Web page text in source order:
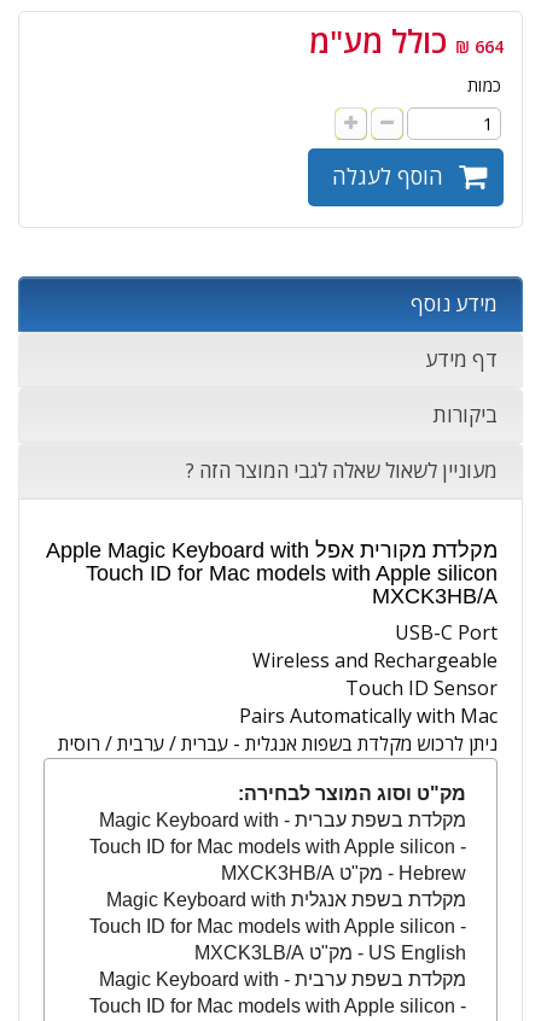
664 ₪ כולל מע"מ
כמות
הוסף לעגלה
מידע נוסף
דף מידע
ביקורות
מעוניין לשאול שאלה לגבי המוצר הזה ?
מקלדת מקורית אפל Apple Magic Keyboard with
Touch ID for Mac models with Apple silicon
MXCK3HB/A
USB-C Port
Wireless and Rechargeable
Touch ID Sensor
Pairs Automatically with Mac
ניתן לרכוש מקלדת בשפות אנגלית - עברית / ערבית / רוסית
מק"ט וסוג המוצר לבחירה:
מקלדת בשפת עברית - Magic Keyboard with
Touch ID for Mac models with Apple silicon -
Hebrew - מק"ט MXCK3HB/A
מקלדת בשפת אנגלית Magic Keyboard with
Touch ID for Mac models with Apple silicon -
US English - מק"ט MXCK3LB/A
מקלדת בשפת ערבית - Magic Keyboard with
Touch ID for Mac models with Apple silicon -